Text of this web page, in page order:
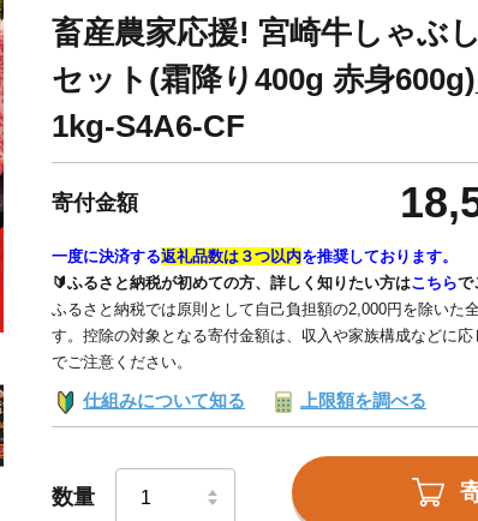
畜産農家応援! 宮崎牛しゃぶ
セット(霜降り400g 赤身
1kg-S4A6-CF
寄付金額
一度に決済する返礼品数は３つ以内を推奨しております。
🔰ふるさと納税が初めての方、詳しく知りたい方はこちらで
ふるさと納税では原則として自己負担額の2,000円を除いた
す。控除の対象となる寄付金額は、収入や家族構成などに
でご注意ください。
仕組みについて知る 上限額を調べる
数量